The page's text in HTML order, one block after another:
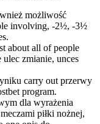
możliwość
involving, -2½, -3½
about all of people
zmianie, unces
carry out przerwy
program.
dla wyrażenia
piłki nożnej,